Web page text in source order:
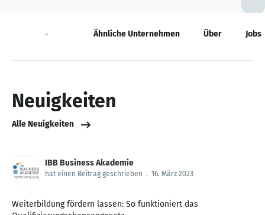
Neuigkeiten Ähnliche Unternehmen Über Jobs
Neuigkeiten
Alle Neuigkeiten
IBB Business Akademie
hat einen Beitrag geschrieben . 16. März 2023
Weiterbildung fördern lassen: So funktioniert das